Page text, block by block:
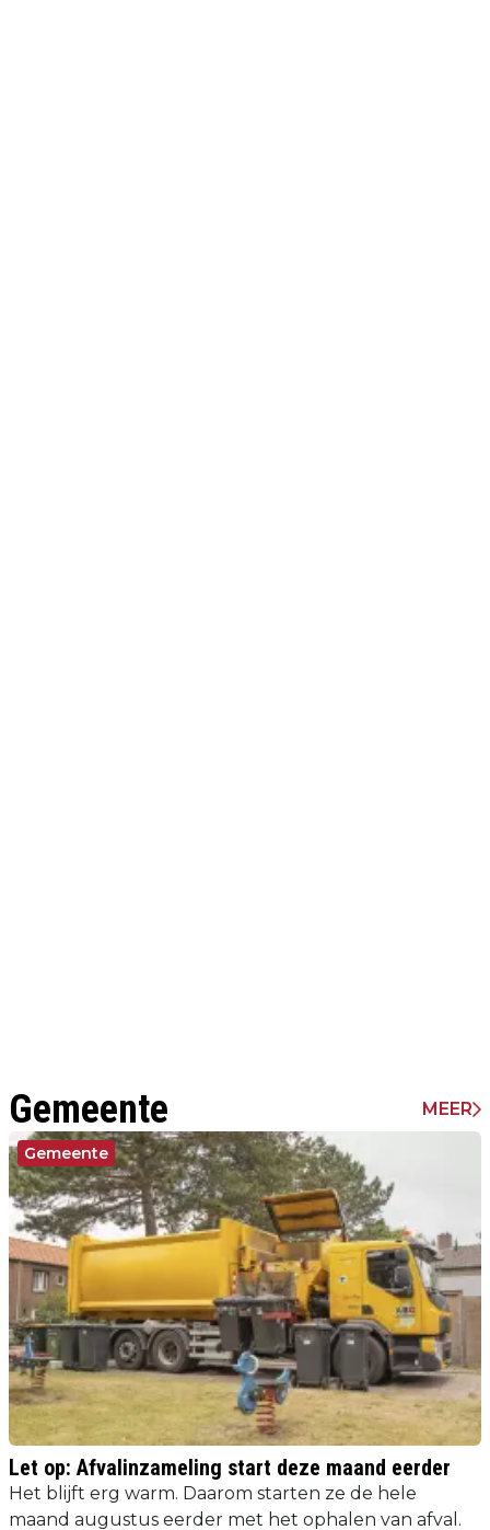
Gemeente MEER
Gemeente
Let op: Afvalinzameling start deze maand eerder
Het blijft erg warm. Daarom starten ze de hele
maand augustus eerder met het ophalen van afval.